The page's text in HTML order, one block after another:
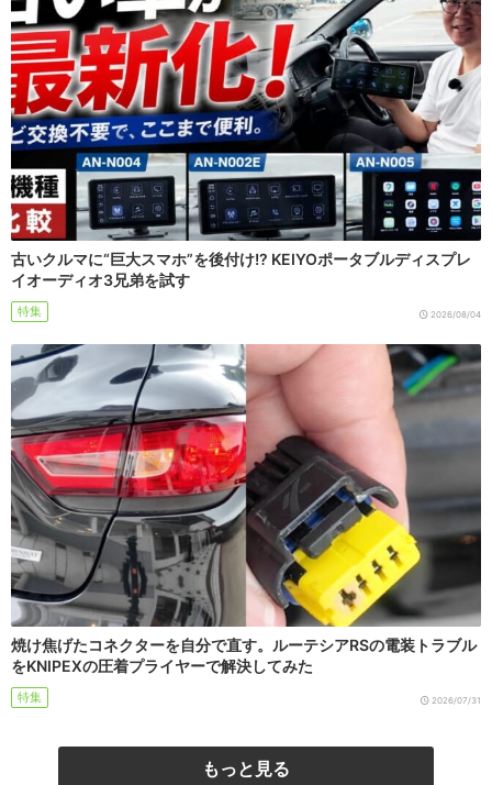
古いクルマに“巨大スマホ”を後付け!? KEIYOポータブルディスプレ
イオーディオ3兄弟を試す
特集 2026/08/04
焼け焦げたコネクターを自分で直す。ルーテシアRSの電装トラブル
をKNIPEXの圧着プライヤーで解決してみた
特集 2026/07/31
もっと見る